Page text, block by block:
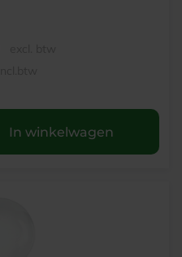
In winkelwagen